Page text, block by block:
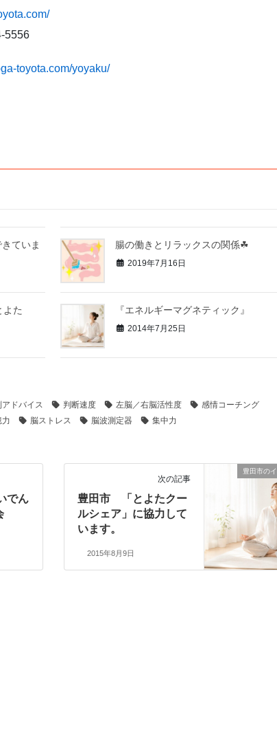
5556
toyota.com/yoyaku/
ていま
腸の働きとリラックスの関係☘
2019年7月16日
た
『エネルギーマグネティック』
2014年7月25日
アドバイス 判断速度 左脳／右脳活性度
感情コーチング
力 脳ストレス 脳波測定器 集中力
でん
豊田市の
次の記事
豊田市 「とよたクー
ルシェア」に協力して
います。
2015年8月9日